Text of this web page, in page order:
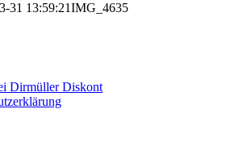
31 13:59:21IMG_4635
Dirmüller Diskont